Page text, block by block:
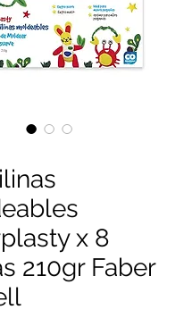
x 8
210gr Faber